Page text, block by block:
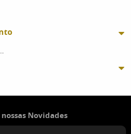
nossas Novidades